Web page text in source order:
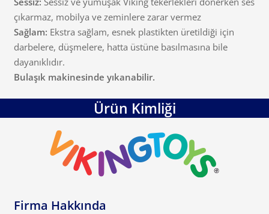
çıkarmaz, mobilya ve zeminlere zarar vermez
Sağlam: Ekstra sağlam, esnek plastikten üretildiği için
darbelere, düşmelere, hatta üstüne basılmasına bile
dayanıklıdır.
Bulaşık makinesinde yıkanabilir.
Ürün Kimliği
Firma Hakkında